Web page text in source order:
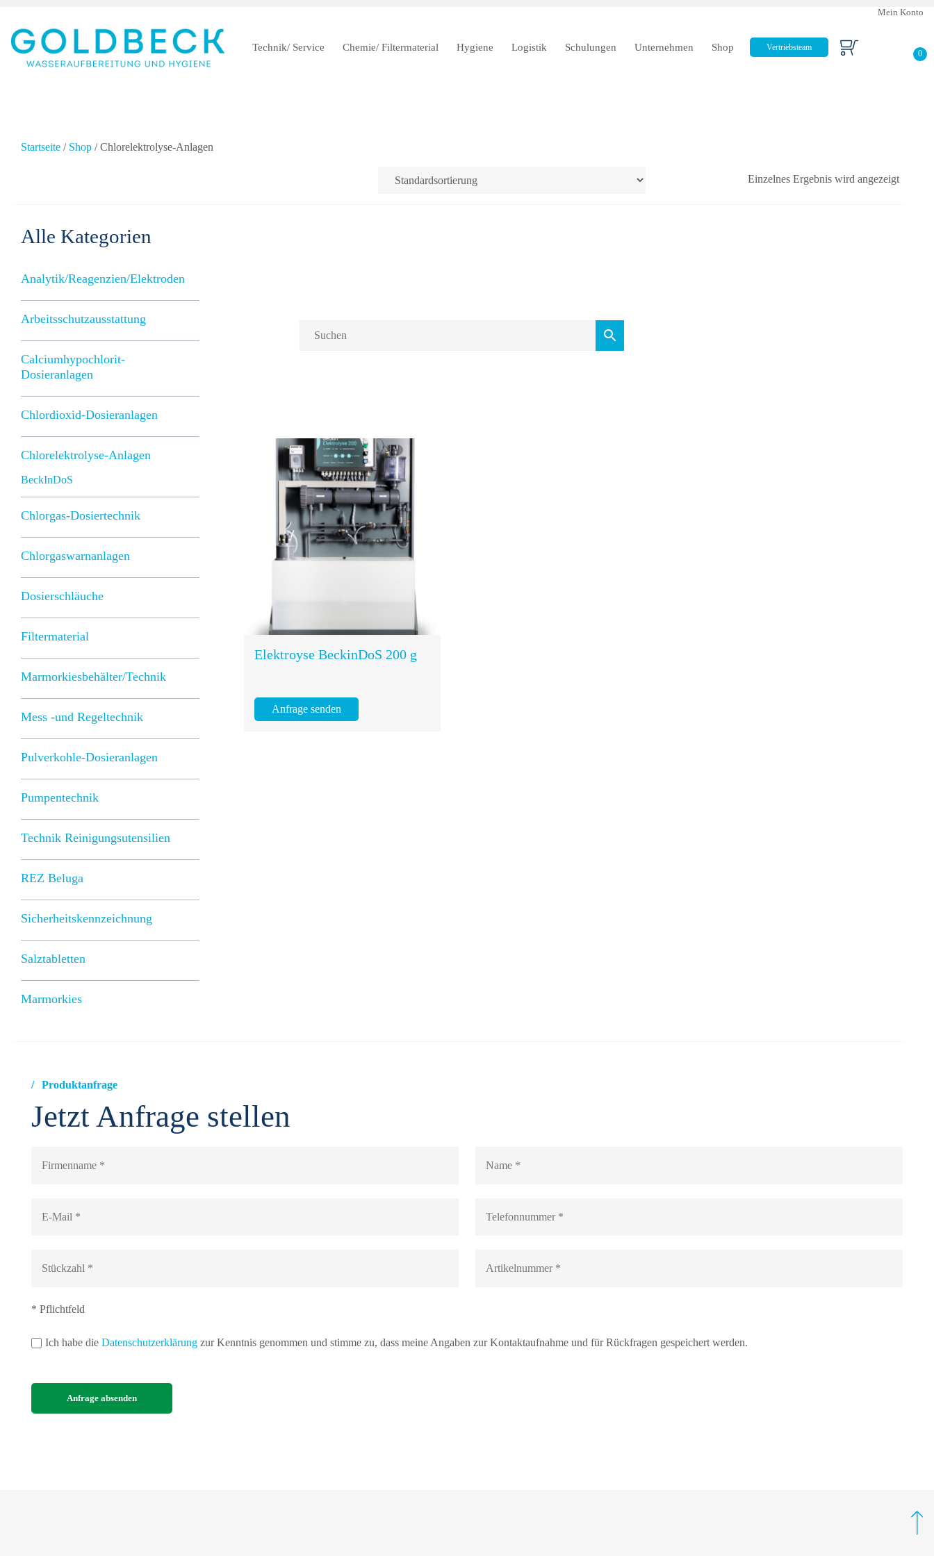
Mein Konto
Technik/ Service Chemie/ Filtermaterial Hygiene Logistik Schulungen Unternehmen Shop Vertriebsteam
0
Startseite / Shop / Chlorelektrolyse-Anlagen
Einzelnes Ergebnis wird angezeigt
Alle Kategorien
Analytik/Reagenzien/Elektroden
Arbeitsschutzausstattung
Calciumhypochlorit-
Dosieranlagen
Chlordioxid-Dosieranlagen
Chlorelektrolyse-Anlagen
BeckInDoS
Chlorgas-Dosiertechnik
Chlorgaswarnanlagen
Dosierschläuche
Filtermaterial
Marmorkiesbehälter/Technik
Mess -und Regeltechnik
Pulverkohle-Dosieranlagen
Pumpentechnik
Technik Reinigungsutensilien
REZ Beluga
Sicherheitskennzeichnung
Salztabletten
Marmorkies
Elektroyse BeckinDoS 200 g
Anfrage senden
Produktanfrage
Jetzt Anfrage stellen
* Pflichtfeld
Ich habe die Datenschutzerklärung zur Kenntnis genommen und stimme zu, dass meine Angaben zur Kontaktaufnahme und für Rückfragen gespeichert werden.